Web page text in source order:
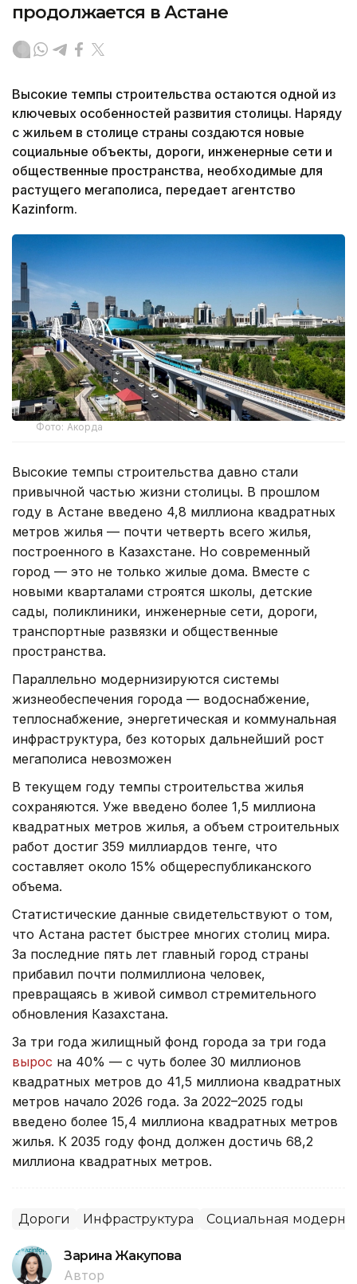
продолжается в Астане
Высокие темпы строительства остаются одной из
ключевых особенностей развития столицы. Наряду
с жильем в столице страны создаются новые
социальные объекты, дороги, инженерные сети и
общественные пространства, необходимые для
растущего мегаполиса, передает агентство
Kazinform.
Фото: Акорда
Высокие темпы строительства давно стали
привычной частью жизни столицы. В прошлом
году в Астане введено 4,8 миллиона квадратных
метров жилья — почти четверть всего жилья,
построенного в Казахстане. Но современный
город — это не только жилые дома. Вместе с
новыми кварталами строятся школы, детские
сады, поликлиники, инженерные сети, дороги,
транспортные развязки и общественные
пространства.
Параллельно модернизируются системы
жизнеобеспечения города — водоснабжение,
теплоснабжение, энергетическая и коммунальная
инфраструктура, без которых дальнейший рост
мегаполиса невозможен
В текущем году темпы строительства жилья
сохраняются. Уже введено более 1,5 миллиона
квадратных метров жилья, а объем строительных
работ достиг 359 миллиардов тенге, что
составляет около 15% общереспубликанского
объема.
Статистические данные свидетельствуют о том,
что Астана растет быстрее многих столиц мира.
За последние пять лет главный город страны
прибавил почти полмиллиона человек,
превращаясь в живой символ стремительного
обновления Казахстана.
За три года жилищный фонд города за три года
вырос на 40% — с чуть более 30 миллионов
квадратных метров до 41,5 миллиона квадратных
метров начало 2026 года. За 2022–2025 годы
введено более 15,4 миллиона квадратных метров
жилья. К 2035 году фонд должен достичь 68,2
миллиона квадратных метров.
Дороги Инфраструктура Социальная
Зарина Жакупова
Автор